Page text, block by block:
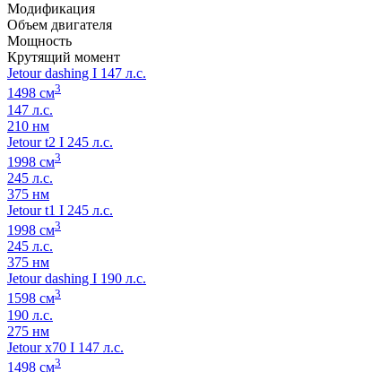
Модификация
Объем двигателя
Мощность
Крутящий момент
Jetour dashing I 147 л.с.
1498 см3
147 л.с.
210 нм
Jetour t2 I 245 л.с.
1998 см3
245 л.с.
375 нм
Jetour t1 I 245 л.с.
1998 см3
245 л.с.
375 нм
Jetour dashing I 190 л.с.
1598 см3
190 л.с.
275 нм
Jetour x70 I 147 л.с.
1498 см3